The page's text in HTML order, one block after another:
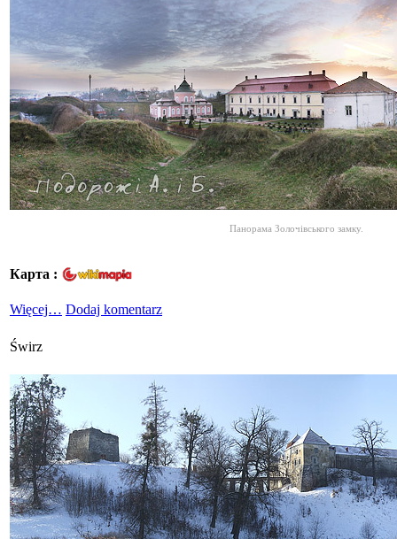
Панорама Золочівського замку.
Карта :
Więcej… Dodaj komentarz
Świrz